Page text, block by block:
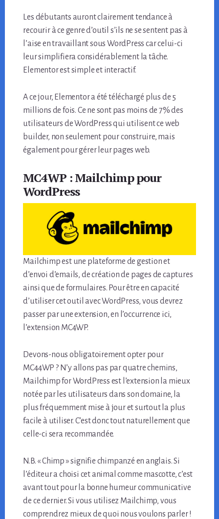
Les débutants auront clairement tendance à
recourir à ce genre d’outil s’ils ne se sentent pas à
l’aise en travaillant sous WordPress car celui-ci
leur simplifiera considérablement la tâche.
Elementor est simple et interactif.
A ce jour, Elementor a été téléchargé plus de 5
millions de fois. Ce ne sont pas moins de 7% des
utilisateurs de WordPress qui utilisent ce web
builder, non seulement pour construire, mais
également pour gérer leur pages web.
MC4WP : Mailchimp pour
WordPress
Mailchimp est une plateforme de gestion et
d’envoi d’emails, de création de pages de captures
ainsi que de formulaires. Pour être en capacité
d’utiliser cet outil avec WordPress, vous devrez
passer par une extension, en l’occurrence ici,
l’extension MC4WP.
Devons-nous obligatoirement opter pour
MC44WP ? N’y allons pas par quatre chemins,
Mailchimp for WordPress est l’extension la mieux
notée par les utilisateurs dans son domaine, la
plus fréquemment mise à jour et surtout la plus
facile à utiliser. C’est donc tout naturellement que
celle-ci sera recommandée.
N.B. « Chimp » signifie chimpanzé en anglais. Si
l’éditeur a choisi cet animal comme mascotte, c’est
avant tout pour la bonne humeur communicative
de ce dernier. Si vous utilisez Mailchimp, vous
comprendrez mieux de quoi nous voulons parler !